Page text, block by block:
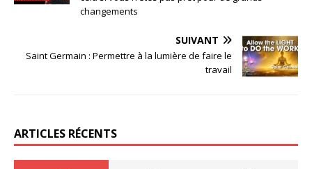
changements
SUIVANT
Saint Germain : Permettre à la lumière de faire le
travail
ARTICLES RÉCENTS